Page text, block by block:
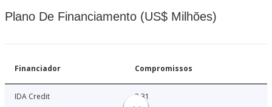
Plano De Financiamento (US$ Milhões)
Financiador Compromissos
IDA Credit 3.31